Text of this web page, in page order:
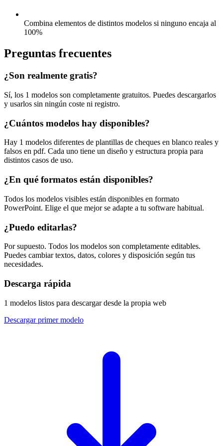
Combina elementos de distintos modelos si ninguno encaja al
100%
Preguntas frecuentes
¿Son realmente gratis?
Sí, los 1 modelos son completamente gratuitos. Puedes descargarlos
y usarlos sin ningún coste ni registro.
¿Cuántos modelos hay disponibles?
Hay 1 modelos diferentes de plantillas de cheques en blanco reales y
falsos en pdf. Cada uno tiene un diseño y estructura propia para
distintos casos de uso.
¿En qué formatos están disponibles?
Todos los modelos visibles están disponibles en formato
PowerPoint. Elige el que mejor se adapte a tu software habitual.
¿Puedo editarlas?
Por supuesto. Todos los modelos son completamente editables.
Puedes cambiar textos, datos, colores y disposición según tus
necesidades.
Descarga rápida
1 modelos listos para descargar desde la propia web
Descargar primer modelo